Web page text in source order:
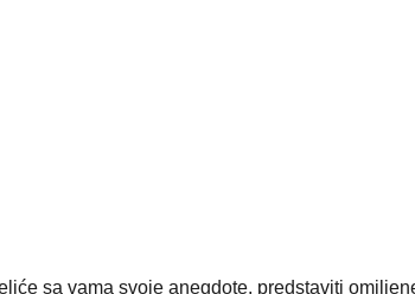
sa vama svoje anegdote, predstaviti